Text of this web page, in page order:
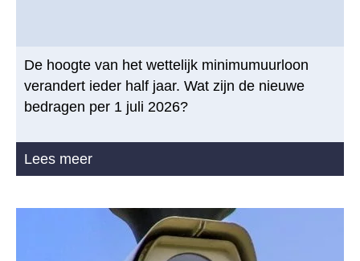
De hoogte van het wettelijk minimumuurloon
verandert ieder half jaar. Wat zijn de nieuwe
bedragen per 1 juli 2026?
Lees meer